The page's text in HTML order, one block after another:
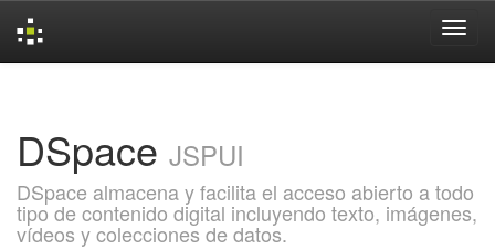
DSpace JSPUI
DSpace almacena y facilita el acceso abierto a todo
tipo de contenido digital incluyendo texto, imágenes,
vídeos y colecciones de datos.